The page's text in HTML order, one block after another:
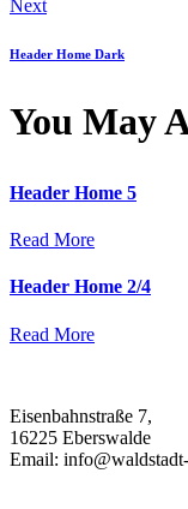
Next
Header Home Dark
You May
Header Home 5
Read More
Header Home 2/4
Read More
Eisenbahnstraße 7,
16225 Eberswalde
Email: